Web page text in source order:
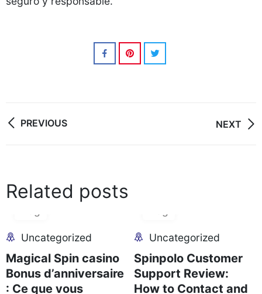
Post
PREVIOUS NEXT
Related posts
06
Uncategorized
Magical Spin casino
Bonus d’anniversaire
: Ce que vous
Uncategorized
Spinpolo Customer
Support Review:
How to Contact and